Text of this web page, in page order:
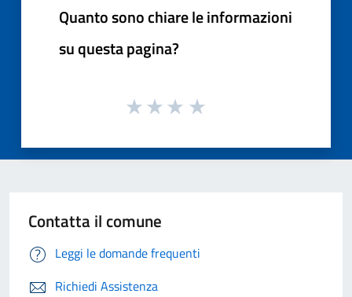
Quanto sono chiare le informazioni
su questa pagina?
Contatta il comune
Leggi le domande frequenti
Richiedi Assistenza